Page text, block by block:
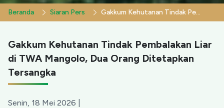
Beranda Siaran Pers Gakkum Kehutanan Tindak Pembalakan Liar di TWA Mangolo, Dua Orang Ditetapkan Tersangka
Gakkum Kehutanan Tindak Pembalakan Liar
di TWA Mangolo, Dua Orang Ditetapkan
Tersangka
Senin, 18 Mei 2026